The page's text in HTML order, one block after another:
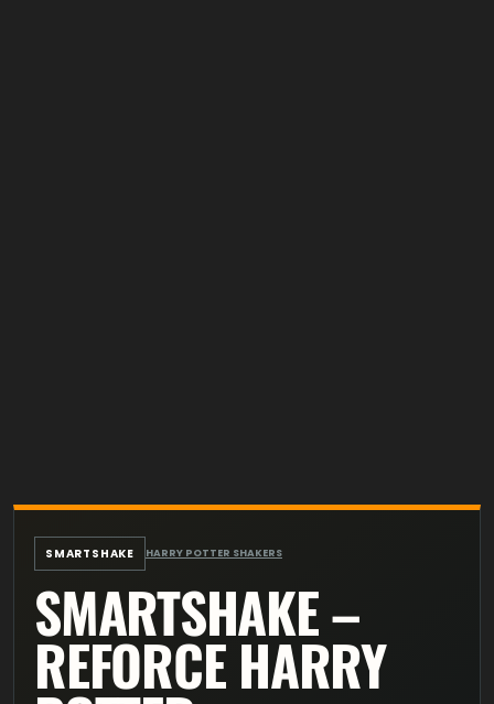
SMARTSHAKE HARRY POTTER SHAKERS
SMARTSHAKE –
REFORCE HARRY